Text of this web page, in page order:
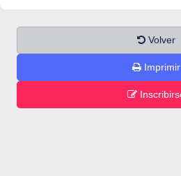
Volver
Imprimir